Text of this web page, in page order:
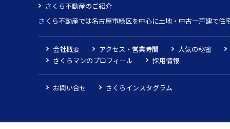
さくら不動産のご紹介
さくら不動産では名古屋市緑区を中心に土地・中古一戸建て
会社概要 アクセス・営業時間
人気の秘密
さくらマンのプロフィール
採用情報
お問い合せ さくらインスタグラム